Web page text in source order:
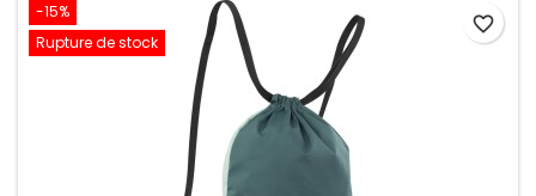
-15%
Rupture de stock
favorite_border